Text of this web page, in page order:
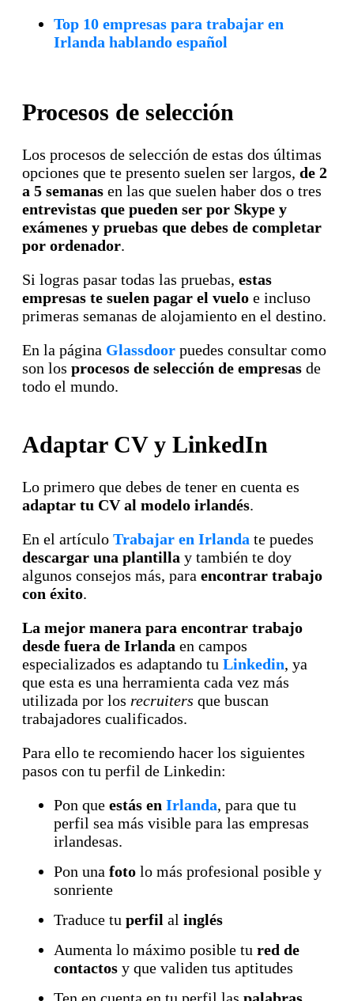
Top 10 empresas para trabajar en
Irlanda hablando español
Procesos de selección
Los procesos de selección de estas dos últimas
opciones que te presento suelen ser largos, de 2
a 5 semanas en las que suelen haber dos o tres
entrevistas que pueden ser por Skype y
exámenes y pruebas que debes de completar
por ordenador.
Si logras pasar todas las pruebas, estas
empresas te suelen pagar el vuelo e incluso
primeras semanas de alojamiento en el destino.
En la página Glassdoor puedes consultar como
son los procesos de selección de empresas de
todo el mundo.
Adaptar CV y LinkedIn
Lo primero que debes de tener en cuenta es
adaptar tu CV al modelo irlandés.
En el artículo Trabajar en Irlanda te puedes
descargar una plantilla y también te doy
algunos consejos más, para encontrar trabajo
con éxito.
La mejor manera para encontrar trabajo
desde fuera de Irlanda en campos
especializados es adaptando tu Linkedin, ya
que esta es una herramienta cada vez más
utilizada por los recruiters que buscan
trabajadores cualificados.
Para ello te recomiendo hacer los siguientes
pasos con tu perfil de Linkedin:
Pon que estás en Irlanda, para que tu
perfil sea más visible para las empresas
irlandesas.
Pon una foto lo más profesional posible y
sonriente
Traduce tu perfil al inglés
Aumenta lo máximo posible tu red de
contactos y que validen tus aptitudes